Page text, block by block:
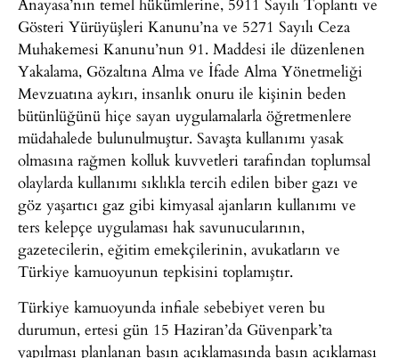
Gösteri Yürüyüşleri Kanunu’na ve 5271 Sayılı Ceza
Muhakemesi Kanunu’nun 91. Maddesi ile düzenlenen
Yakalama, Gözaltına Alma ve İfade Alma Yönetmeliği
Mevzuatına aykırı, insanlık onuru ile kişinin beden
bütünlüğünü hiçe sayan uygulamalarla öğretmenlere
müdahalede bulunulmuştur. Savaşta kullanımı yasak
olmasına rağmen kolluk kuvvetleri tarafından toplumsal
olaylarda kullanımı sıklıkla tercih edilen biber gazı ve
göz yaşartıcı gaz gibi kimyasal ajanların kullanımı ve
ters kelepçe uygulaması hak savunucularının,
gazetecilerin, eğitim emekçilerinin, avukatların ve
Türkiye kamuoyunun tepkisini toplamıştır.
Türkiye kamuoyunda infiale sebebiyet veren bu
durumun, ertesi gün 15 Haziran’da Güvenpark’ta
yapılması planlanan basın açıklamasında basın açıklaması